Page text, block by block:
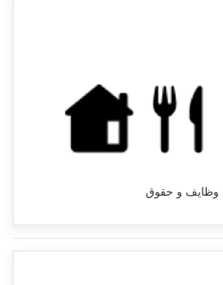
وظایف و حقوق